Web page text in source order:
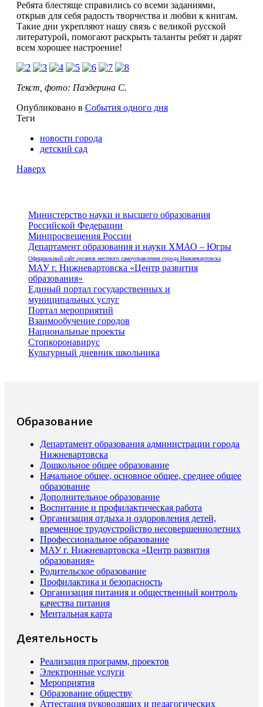
Ребята блестяще справились со всеми заданиями,
открыв для себя радость творчества и любви к книгам.
Такие дни укрепляют нашу связь с великой русской
литературой, помогают раскрыть таланты ребят и дарят
всем хорошее настроение!
Текст, фото: Паздерина С.
Опубликовано в События одного дня
Теги
новости города
детский сад
Наверх
Министерство науки и высшего образования
Российской Федерации
Минпросвещения России
Департамент образования и науки ХМАО – Югры
Официальный сайт органов местного самоуправления города Нижневартовска
МАУ г. Нижневартовска «Центр развития
образования»
Единый портал государственных и
муниципальных услуг
Портал мероприятий
Взаимообучение городов
Национальные проекты
Стопкоронавирус
Культурный дневник школьника
Образование
Департамент образования администрации города
Нижневартовска
Дошкольное общее образование
Начальное общее, основное общее, среднее общее
образование
Дополнительное образование
Воспитание и профилактическая работа
Организация отдыха и оздоровления детей,
временное трудоустройство несовершеннолетних
Профессиональное образование
МАУ г. Нижневартовска «Центр развития
образования»
Родительское образование
Профилактика и безопасность
Организация питания и общественный контроль
качества питания
Ментальная карта
Деятельность
Реализация программ, проектов
Электронные услуги
Мероприятия
Образование обществу
Аттестация руководящих и педагогических